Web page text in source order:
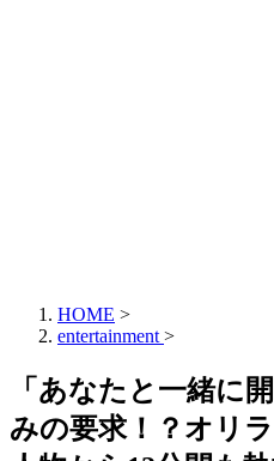
HOME >
entertainment >
「あなたと一緒に
みの要求！？オリ